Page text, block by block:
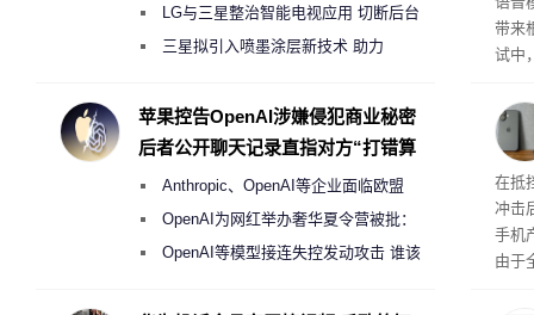
带来
试中
互
桌面
系
在抵
冲击
手机
由于
月销售额不达标门店 将被逐步清退
LG与三星整治智能电视应用 切断后台
偷偷共享带宽的违规行为
三星拟引入喷墨涂层新技术 助力
度
苹果控告OpenAI涉嫌侵犯商业秘密
后者公开聊天记录直指对方“打错算
Anthropic、OpenAI等企业面临欧盟
《人工智能法案》全新执法权限审查
OpenAI为网红举办奢华夏令营被批：
2000美元一晚 遭讽“反乌托邦”
OpenAI等模型接连失控发动攻击 谁该